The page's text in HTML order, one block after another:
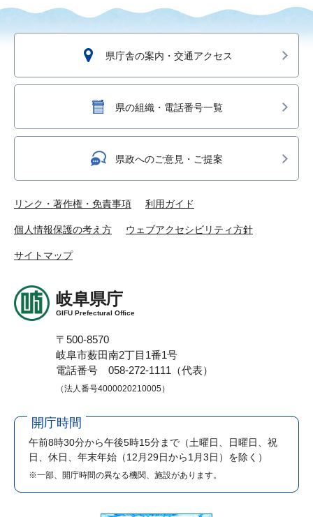
県庁舎の案内・交通アクセス
県の組織・電話番号一覧
県政へのご意見・ご提案
リンク・著作権・免責事項 利用ガイド
個人情報保護の考え方 ウェブアクセシビリティ方針
サイトマップ
岐阜県庁
GIFU Prefectural Office
〒500-8570
岐阜市薮田南2丁目1番1号
電話番号 058-272-1111（代表）
（法人番号4000020210005）
開庁時間
午前8時30分から午後5時15分まで （土曜日、日曜日、祝
日、休日、年末年始（12月29日から1月3日）を除く）
※一部、開庁時間の異なる機関、施設があります。